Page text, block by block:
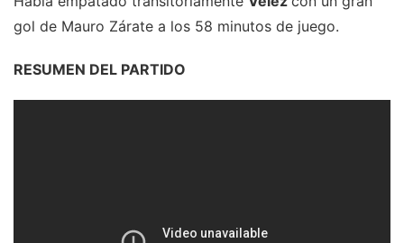
gol de Mauro Zárate a los 58 minutos de juego.
RESUMEN DEL PARTIDO